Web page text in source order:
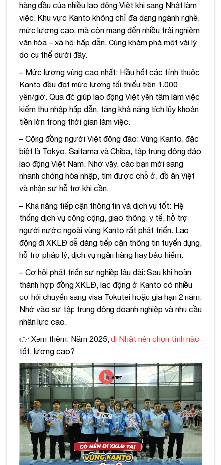
hàng đầu của nhiều lao động Việt khi sang Nhật làm
việc. Khu vực Kanto không chỉ đa dạng ngành nghề,
mức lương cao, mà còn mang đến nhiều trải nghiệm
văn hóa – xã hội hấp dẫn. Cùng khám phá một vài lý
do cụ thể dưới đây.
– Mức lương vùng cao nhất: Hầu hết các tỉnh thuộc
Kanto đều đạt mức lương tối thiểu trên 1.000
yên/giờ. Qua đó giúp lao động Việt yên tâm làm việc
kiếm thu nhập hấp dẫn, tăng khả năng tích lũy khoản
tiền lớn trong thời gian làm việc.
– Cộng đồng người Việt đông đảo: Vùng Kanto, đặc
biệt là Tokyo, Saitama và Chiba, tập trung đông đảo
lao động Việt Nam. Nhờ vậy, các bạn mới sang
nhanh chóng hòa nhập, tìm được chỗ ở, đồ ăn Việt
và nhận sự hỗ trợ khi cần.
– Khả năng tiếp cận thông tin và dịch vụ tốt: Hệ
thống dịch vụ công cộng, giao thông, y tế, hỗ trợ
người nước ngoài vùng Kanto rất phát triển. Lao
động đi XKLĐ dễ dàng tiếp cận thông tin tuyển dụng,
hỗ trợ pháp lý, dịch vụ ngân hàng hay bảo hiểm.
– Cơ hội phát triển sự nghiệp lâu dài: Sau khi hoàn
thành hợp đồng XKLĐ, lao động ở Kanto có nhiều
cơ hội chuyển sang visa Tokutei hoặc gia hạn 2 năm.
Nhờ vào sự tập trung đông doanh nghiệp và nhu cầu
nhân lực cao.
👉 Xem thêm: Năm 2025, đi Nhật nên chọn tỉnh nào
tốt, lương cao?